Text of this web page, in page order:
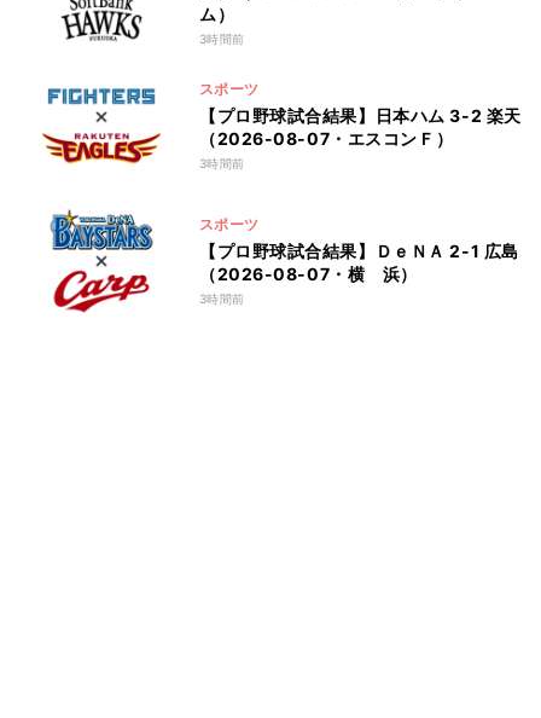
ム）
3時間前
スポーツ
【プロ野球試合結果】日本ハム 3-2 楽天
（2026-08-07・エスコンＦ）
3時間前
スポーツ
【プロ野球試合結果】ＤｅＮＡ 2-1 広島
（2026-08-07・横 浜）
3時間前